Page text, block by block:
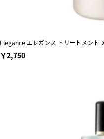
Elegance エレガンス トリートメント
￥2,750